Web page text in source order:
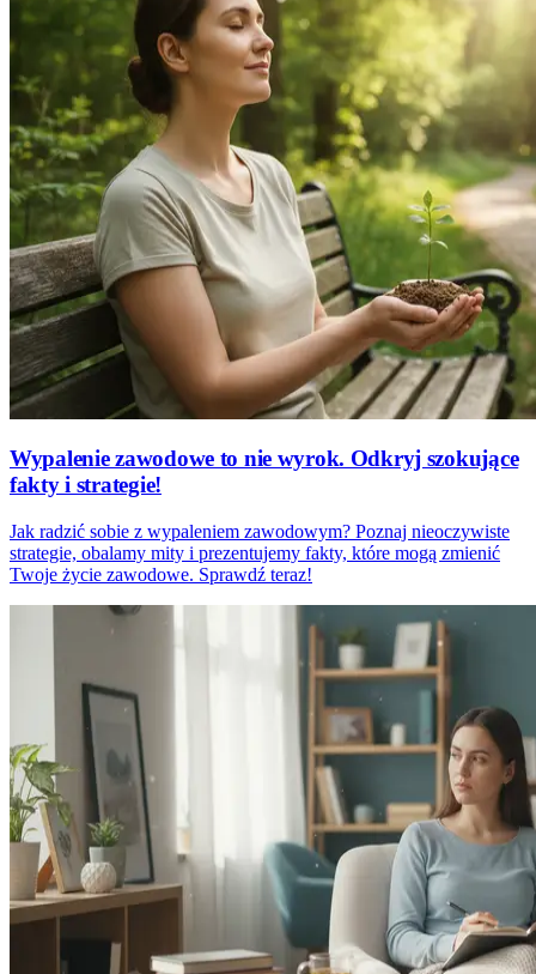
Wypalenie zawodowe to nie wyrok. Odkryj szokujące
fakty i strategie!
Jak radzić sobie z wypaleniem zawodowym? Poznaj nieoczywiste
strategie, obalamy mity i prezentujemy fakty, które mogą zmienić
Twoje życie zawodowe. Sprawdź teraz!